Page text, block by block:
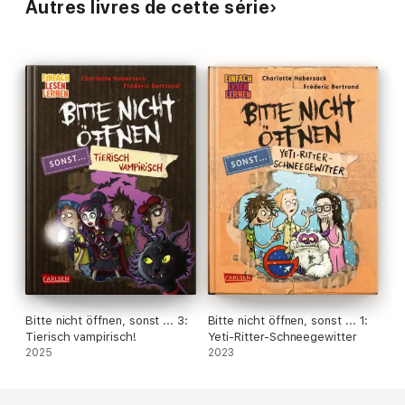
Autres livres de cette série
Bitte nicht öffnen, sonst ... 3:
Tierisch vampirisch!
2025
Bitte nicht öffnen, sonst ... 1:
Yeti-Ritter-Schneegewitter
2023